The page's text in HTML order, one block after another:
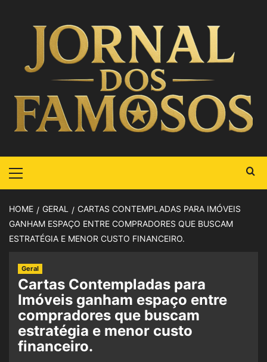
HOME GERAL
CARTAS CONTEMPLADAS PARA IMÓVEIS
GANHAM ESPAÇO ENTRE COMPRADORES QUE BUSCAM
ESTRATÉGIA E MENOR CUSTO FINANCEIRO.
Geral
Cartas Contempladas para
Imóveis ganham espaço entre
compradores que buscam
estratégia e menor custo
financeiro.